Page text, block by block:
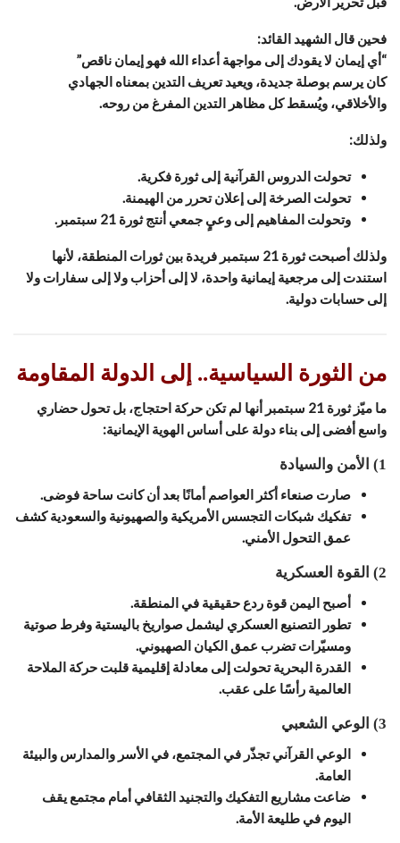
فحين قال الشهيد القائد:
“أي إيمان لا يقودك إلى مواجهة أعداء الله فهو إيمان ناقص”
كان يرسم بوصلة جديدة، ويعيد تعريف التدين بمعناه الجهادي
والأخلاقي، ويُسقط كل مظاهر التدين المفرغ من روحه.
ولذلك:
تحولت الدروس القرآنية إلى ثورة فكرية.
تحولت الصرخة إلى إعلان تحرر من الهيمنة.
وتحولت المفاهيم إلى وعيٍ جمعي أنتج ثورة 21 سبتمبر.
ولذلك أصبحت ثورة 21 سبتمبر فريدة بين ثورات المنطقة، لأنها
استندت إلى مرجعية إيمانية واحدة، لا إلى أحزاب ولا إلى سفارات ولا
إلى حسابات دولية.
من الثورة السياسية.. إلى الدولة المقاومة
ما ميّز ثورة 21 سبتمبر أنها لم تكن حركة احتجاج، بل تحول حضاري
واسع أفضى إلى بناء دولة على أساس الهوية الإيمانية:
1) الأمن والسيادة
صارت صنعاء أكثر العواصم أمانًا بعد أن كانت ساحة فوضى.
تفكيك شبكات التجسس الأمريكية والصهيونية والسعودية كشف
عمق التحول الأمني.
2) القوة العسكرية
أصبح اليمن قوة ردع حقيقية في المنطقة.
تطور التصنيع العسكري ليشمل صواريخ باليستية وفرط صوتية
ومسيّرات تضرب عمق الكيان الصهيوني.
القدرة البحرية تحولت إلى معادلة إقليمية قلبت حركة الملاحة
العالمية رأسًا على عقب.
3) الوعي الشعبي
الوعي القرآني تجذّر في المجتمع، في الأسر والمدارس والبيئة
العامة.
ضاعت مشاريع التفكيك والتجنيد الثقافي أمام مجتمع يقف
اليوم في طليعة الأمة.